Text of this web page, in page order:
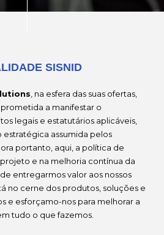
SISNID
, na esfera das suas ofertas,
a manifestar o
legais e estatutários aplicáveis,
assumida pelos
portanto, aqui, a política de
e na melhoria contínua da
entregarmos valor aos nossos
no cerne dos produtos, soluções e
e esforçamo-nos para melhorar a
tudo o que fazemos.